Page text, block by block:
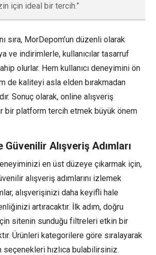
için ideal bir tercih.”
sıra, MorDepom’un düzenli olarak
ve indirimlerle, kullanıcılar tasarruf
olurlar. Hem kullanıcı deneyimini ön
de kaliteyi asla elden bırakmadan
Sonuç olarak, online alışveriş
bir platform tercih etmek büyük önem
Alışveriş Adımları
en üst düzeye çıkarmak için,
alışveriş adımlarını izlemek
alışverişinizi daha keyifli hale
artıracaktır. İlk adım, doğru
sitenin sunduğu filtreleri etkin bir
Ürünleri kategorilere göre sıralayarak
seçenekleri hızlıca bulabilirsiniz.